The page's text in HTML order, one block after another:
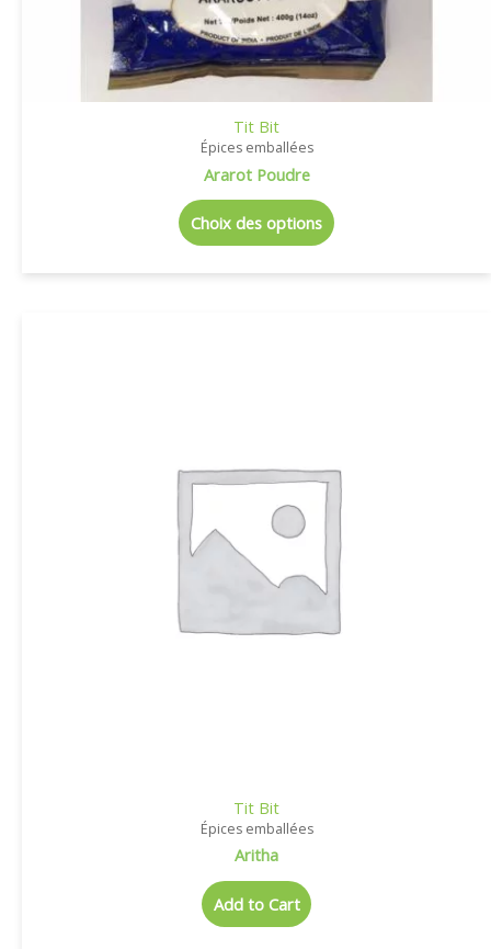
Tit Bit
Épices emballées
Ararot Poudre
Choix des options
Tit Bit
Épices emballées
Aritha
Add to Cart